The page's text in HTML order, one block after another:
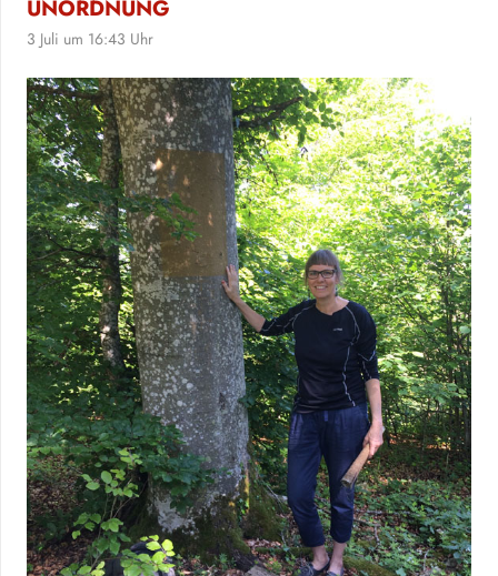
UNORDNUNG
3 Juli um 16:43 Uhr